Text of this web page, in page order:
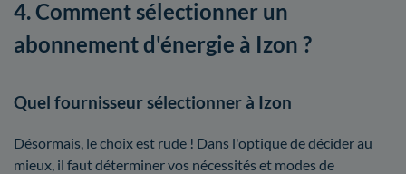
4. Comment sélectionner un
abonnement d'énergie à Izon ?
Quel fournisseur sélectionner à Izon
Désormais, le choix est rude ! Dans l'optique de décider au
mieux, il faut déterminer vos nécessités et modes de